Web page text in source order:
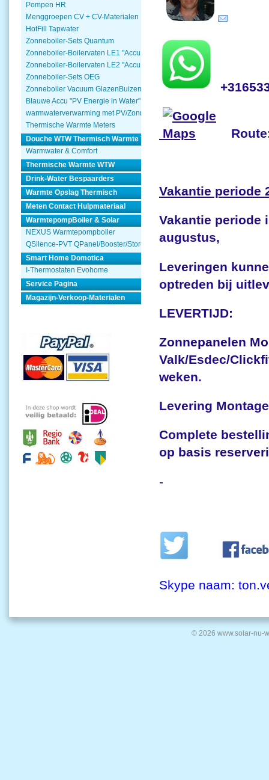
Pompen HR
Menggroepen CV + CV-Materialen
HotFill Tapwater
Zonneboiler-Sets Quantum
Zonneboiler-Boilervaten LE1 "Accu Woning Watmte"
Zonneboiler-Boilervaten LE2 "Accu Woning Watmte"
Zonneboiler-Sets OEG
Zonneboiler Vacuum GlazenBuizen
Blauwe Accu "PV Energie in Water"
warmwaterverwarming met PV/Zonnepanelen
Thermische Warmte Meters
Douche WTW Thermisch Warmte Terugwinnen
Warmwater & Comfort
Thermische Warmte WTW
Drink-Water Bespaarders
Warmte Opslag Thermisch
Meten Contact Hulpmateriaal
WarmtepompBoiler & Solar
NEXUS Warmtepompboiler
QSilence-PVT QPanel/Booster/Store
Smart Home Domotica
I-Thermostaten Evohome
Service Pagina
Magazijn-Verkoop-Materialen
Vakantie periode
Vakantie periode
augustus,
Leveringen
optreden bij
LEVERTIJD:
Zonnepanelen
Valk/Esdec/
weken.
Levering
Complete
op basis
-
Skype naam:
© 2026 www.solar-nu-